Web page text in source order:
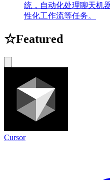
统，自动化处理聊天机
性化工作流等任务。
☆Featured
Cursor